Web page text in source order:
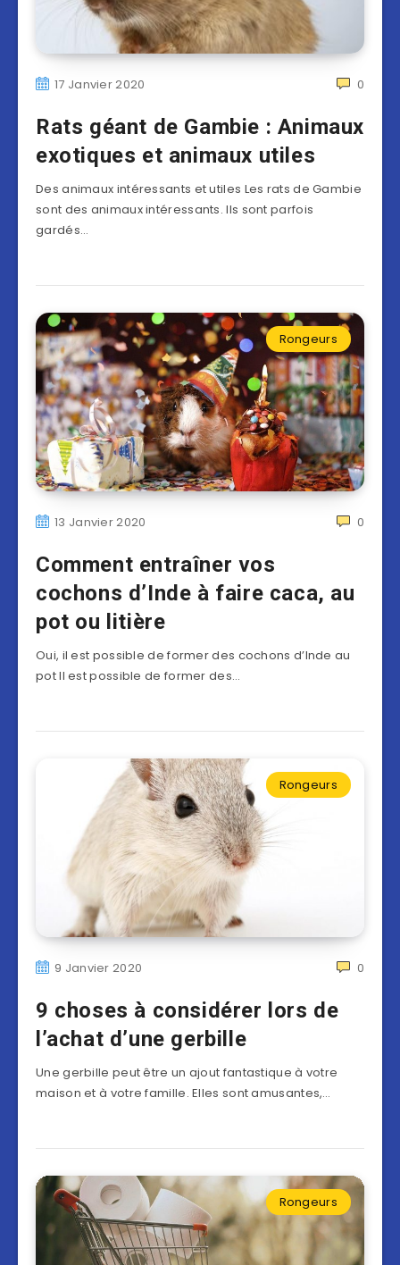
17 Janvier 2020 0
Rats géant de Gambie : Animaux
exotiques et animaux utiles
Des animaux intéressants et utiles Les rats de Gambie
sont des animaux intéressants. Ils sont parfois
gardés…
Rongeurs
13 Janvier 2020 0
Comment entraîner vos
cochons d’Inde à faire caca, au
pot ou litière
Oui, il est possible de former des cochons d’Inde au
pot Il est possible de former des…
Rongeurs
9 Janvier 2020 0
9 choses à considérer lors de
l’achat d’une gerbille
Une gerbille peut être un ajout fantastique à votre
maison et à votre famille. Elles sont amusantes,…
Rongeurs